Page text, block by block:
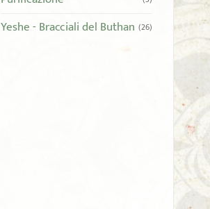
Yeshe - Bracciali del Buthan (26)